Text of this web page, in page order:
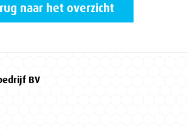
naar het overzicht
BV